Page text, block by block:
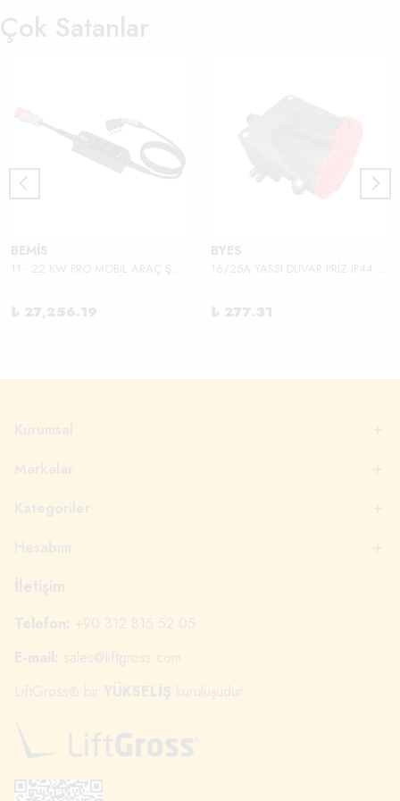
Çok Satanlar
BEMİS
₺ 27,256.19
BYES
₺ 277.31
İletişim
Telefon: +90 312 815 52 05
E-mail: sales@liftgross.com
LiftGross® bir YÜKSELİŞ kuruluşudur.